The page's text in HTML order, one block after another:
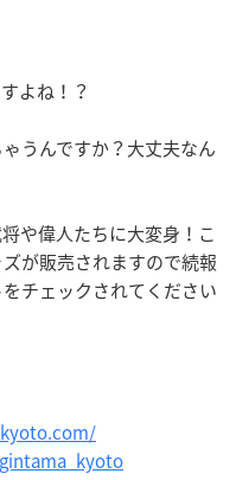
よね！？
うんですか？大丈夫なん
や偉人たちに大変身！こ
が販売されますので続報
チェックされてください